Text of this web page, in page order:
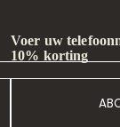
Voer uw
10% korting